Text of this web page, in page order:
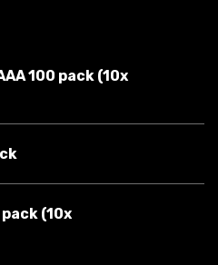
100 pack (10x
(10x